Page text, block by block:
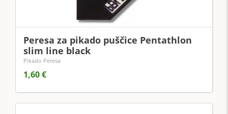
Peresa za pikado puščice Pentathlon
slim line black
Pikado Peresa
1,60 €